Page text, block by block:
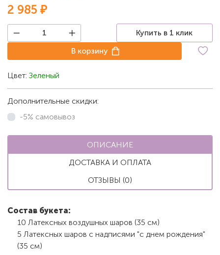
2 985 ₽
Купить в 1 клик
В корзину
Цвет: Зеленый
Дополнительные скидки:
-5% самовывоз
ОПИСАНИЕ
ДОСТАВКА И ОПЛАТА
ОТЗЫВЫ (0)
Состав букета:
10 Латексных воздушных шаров (35 см)
5 Латексных шаров с надписями "с днем рождения"
(35 см)